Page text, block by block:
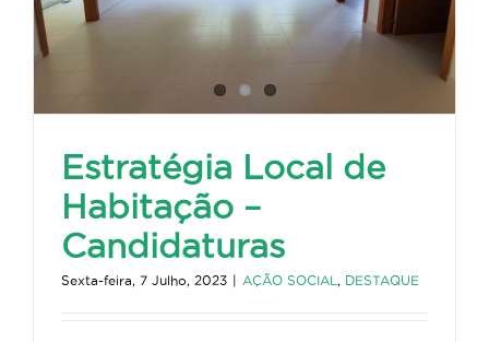
Estratégia Local de
Habitação –
Candidaturas
Sexta-feira, 7 Julho, 2023 | AÇÃO SOCIAL , DESTAQUE